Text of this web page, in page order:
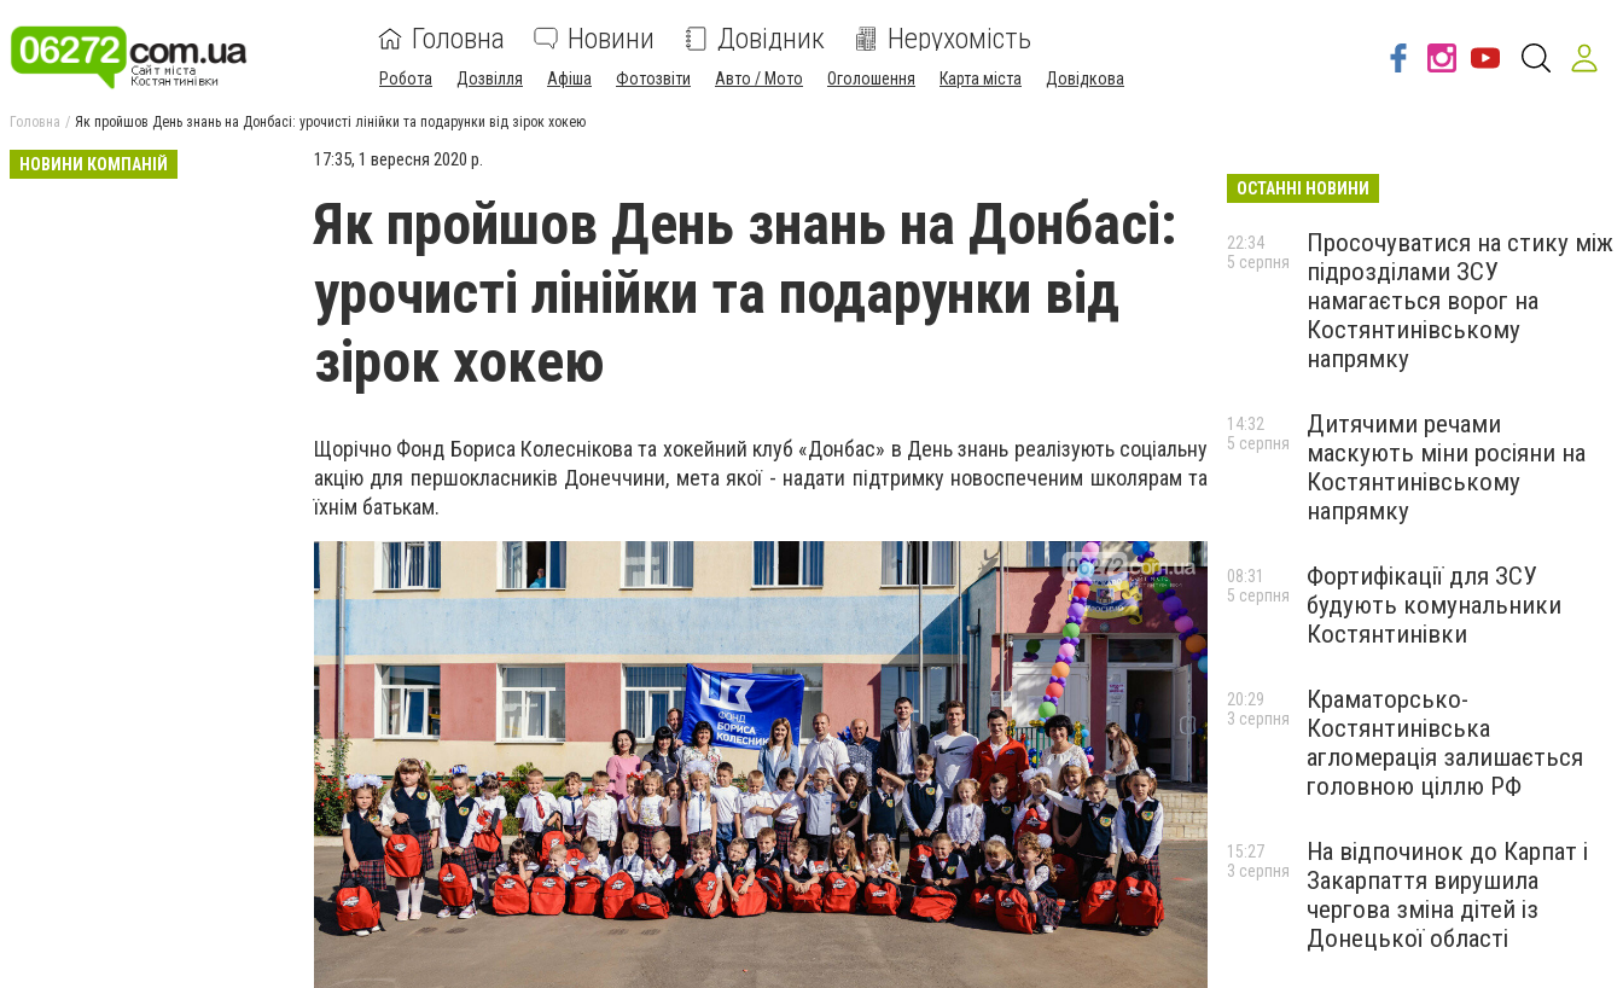
Головна Новини Довідник Нерухомість
Робота Дозвілля Афіша Фотозвіти Авто / Мото Оголошення Карта міста Довідкова
Головна Як пройшов День знань на Донбасі: урочисті лінійки та подарунки від зірок хокею
НОВИНИ КОМПАНІЙ 17:35, 1 вересня 2020 р.
Як пройшов День знань на Донбасі:
урочисті лінійки та подарунки від
зірок хокею
Щорічно Фонд Бориса Колеснікова та хокейний клуб «Донбас» в День знань реалізують соціальну
акцію для першокласників Донеччини, мета якої - надати підтримку новоспеченим школярам та
їхнім батькам.
ОСТАННІ НОВИНИ
Просочуватися на стику між
підрозділами ЗСУ
намагається ворог на
Костянтинівському
напрямку
22:34
5 серпня
Дитячими речами
маскують міни росіяни на
Костянтинівському
напрямку
14:32
5 серпня
Фортифікації для ЗСУ
будують комунальники
Костянтинівки
08:31
5 серпня
Краматорсько-
Костянтинівська
агломерація залишається
головною ціллю РФ
20:29
3 серпня
На відпочинок до Карпат і
Закарпаття вирушила
чергова зміна дітей із
Донецької області
15:27
3 серпня